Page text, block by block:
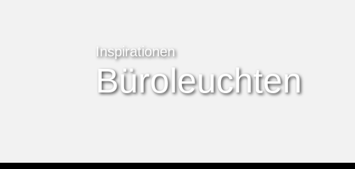
Inspirationen
Büroleuchten